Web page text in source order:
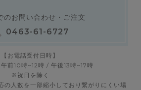
のお問い合わせ・ご注文
0463-61-6727
【お電話受付日時】
前10時~12時 / 午後13時~17時
※祝日を除く
の人数を一部縮小しており繋がりにくい場